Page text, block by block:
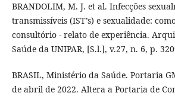
BRANDOLIM, M. J. et al. Infecções
transmissíveis (IST’s) e sexualidade:
consultório - relato de experiência.
Saúde da UNIPAR, [S.l.], v.27, n. 6, p.
BRASIL, Ministério da Saúde. Portaria
de abril de 2022. Altera a Portaria de